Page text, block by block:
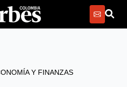
Y FINANZAS